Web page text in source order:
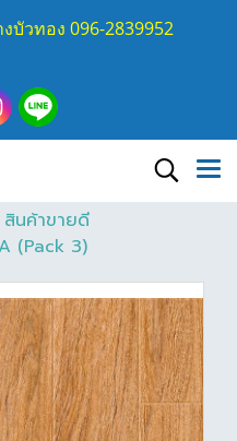
บัวทอง 096-2839952
สินค้าขายดี
(Pack 3)